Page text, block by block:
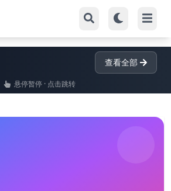
查看全部
悬停暂停 · 点击跳转